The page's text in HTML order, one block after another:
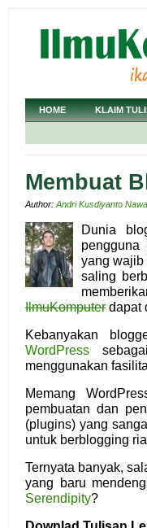
HOME KLAIM
Membuat
Author: Andri Kusdiyanto
Dunia
yang
saling
IlmuKomputer dapat
Kebanyakan
WordPress
menggunakan
Memang
pembuatan dan
(plugins) yang
untuk berblogging
Ternyata banyak,
yang baru
Serendipity?